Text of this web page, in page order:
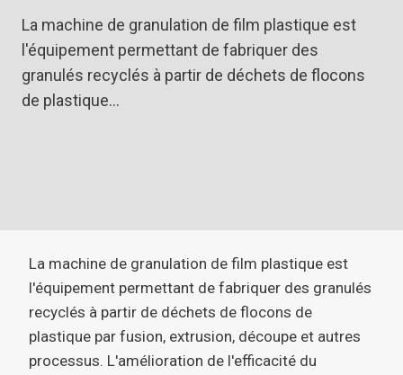
La machine de granulation de film plastique est
l'équipement permettant de fabriquer des
granulés recyclés à partir de déchets de flocons
de plastique…
La machine de granulation de film plastique est
l'équipement permettant de fabriquer des granulés
recyclés à partir de déchets de flocons de
plastique par fusion, extrusion, découpe et autres
processus. L'amélioration de l'efficacité du